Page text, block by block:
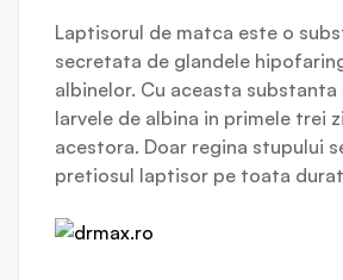
Laptisorul de matca este o
secretata de glandele
albinelor. Cu aceasta
larvele de albina in primele trei
acestora. Doar regina stupului
pretiosul laptisor pe toata